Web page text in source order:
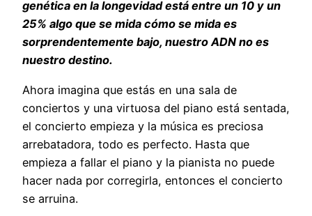
genética en la longevidad está entre un 10 y un
25% algo que se mida cómo se mida es
sorprendentemente bajo, nuestro ADN no es
nuestro destino.
Ahora imagina que estás en una sala de
conciertos y una virtuosa del piano está sentada,
el concierto empieza y la música es preciosa
arrebatadora, todo es perfecto. Hasta que
empieza a fallar el piano y la pianista no puede
hacer nada por corregirla, entonces el concierto
se arruina.